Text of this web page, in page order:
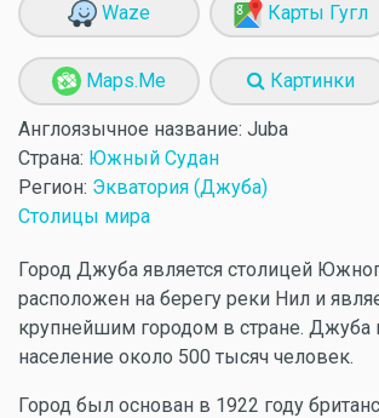
Waze Карты Гугл
Maps.Me Картинки
Англоязычное название: Juba
Страна: Южный Судан
Регион: Экватория (Джуба)
Столицы мира
Город Джуба является столицей
расположен на берегу реки Нил и
крупнейшим городом в стране. Джуба
население около 500 тысяч человек.
Город был основан в 1922 году